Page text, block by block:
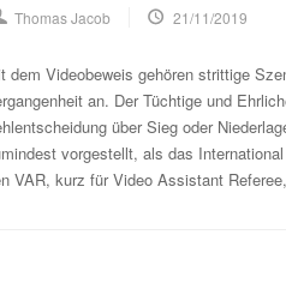
Thomas Jacob 21/11/2019
dem Videobeweis gehören strittige
an. Der Tüchtige und
über Sieg oder
vorgestellt, als das
VAR, kurz für Video Assistant